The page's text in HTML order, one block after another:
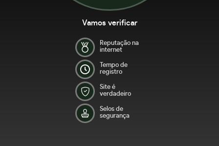
Vamos verificar
Reputação na
internet
Tempo de
registro
Site é
verdadeiro
Selos de
segurança